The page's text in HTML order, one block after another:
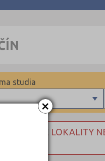
×
studia
DLE LOKALITY